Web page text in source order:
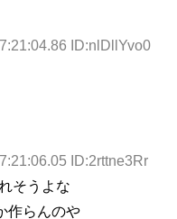
ID:nlDllYvo0
ID:2rttne3Rr
そうよな
作らんのや